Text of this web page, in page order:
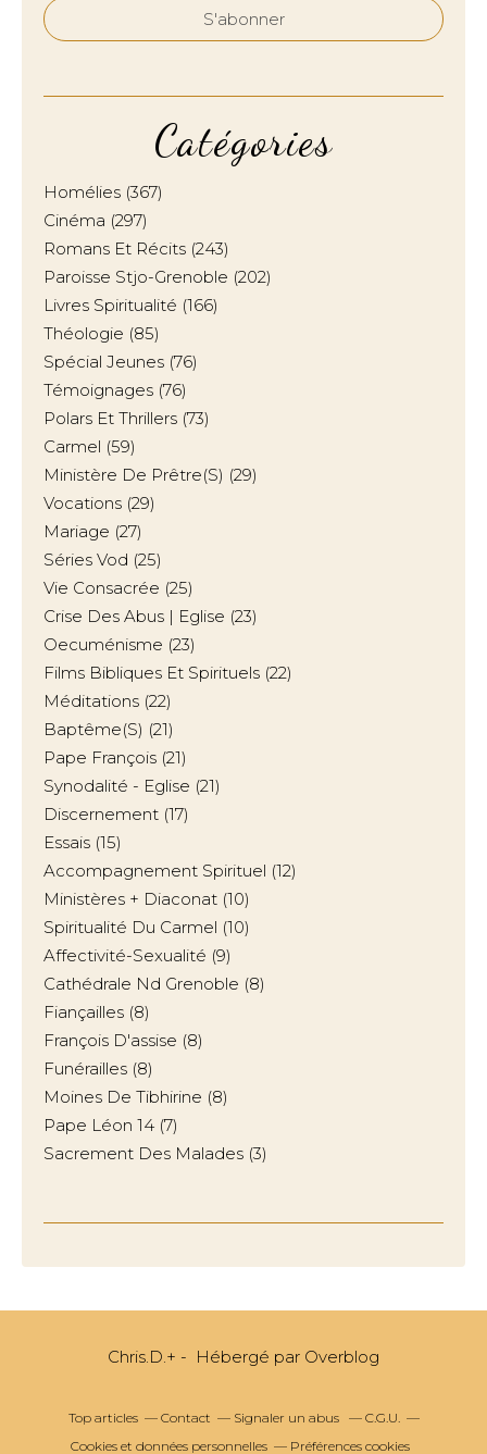
Catégories
Homélies (367)
Cinéma (297)
Romans Et Récits (243)
Paroisse Stjo-Grenoble (202)
Livres Spiritualité (166)
Théologie (85)
Spécial Jeunes (76)
Témoignages (76)
Polars Et Thrillers (73)
Carmel (59)
Ministère De Prêtre(s) (29)
Vocations (29)
Mariage (27)
Séries Vod (25)
Vie Consacrée (25)
Crise Des Abus | Eglise (23)
Oecuménisme (23)
Films Bibliques Et Spirituels (22)
Méditations (22)
Baptême(s) (21)
Pape François (21)
Synodalité - Eglise (21)
Discernement (17)
Essais (15)
Accompagnement Spirituel (12)
Ministères + Diaconat (10)
Spiritualité Du Carmel (10)
Affectivité-Sexualité (9)
Cathédrale Nd Grenoble (8)
Fiançailles (8)
François D'assise (8)
Funérailles (8)
Moines De Tibhirine (8)
Pape Léon 14 (7)
Sacrement Des Malades (3)
Chris.D.+ - Hébergé par Overblog
Top articles Contact Signaler un abus
C.G.U.
Cookies et données personnelles
Préférences cookies